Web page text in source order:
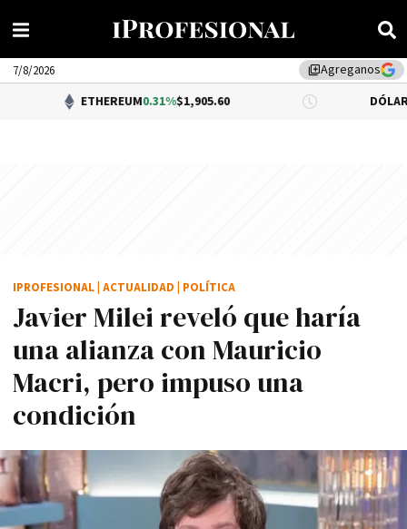
library_addAgreganos
7/8/2026
0.31%$1,905.60 DÓLAR BNA
Javier Milei reveló que haría
una alianza con Mauricio
Macri, pero impuso una
condición
IPROFESIONAL ACTUALIDAD POLÍTICA